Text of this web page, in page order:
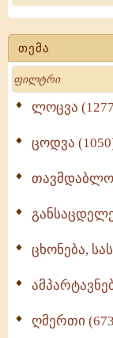
თემა
Search
ლოცვა
ცოდვა
ცხონება,
ღმერთი